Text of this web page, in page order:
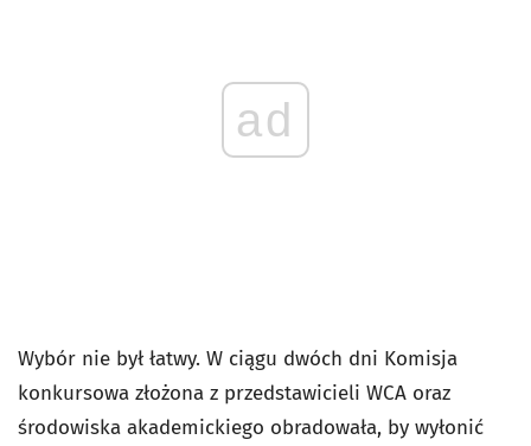
ad
Wybór nie był łatwy. W ciągu dwóch dni Komisja
konkursowa złożona z przedstawicieli WCA oraz
środowiska akademickiego obradowała, by wyłonić